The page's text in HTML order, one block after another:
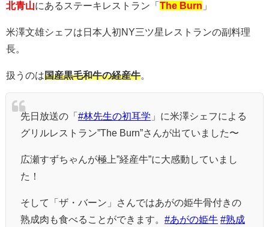
北青山にあるステーキレストラン「 The Burn 」
米澤文雄シェフは日本人初NY三ツ星レストランの副料理
長。
扱うのは国産黒毛和牛の経産牛
先日放送の「 #林先生の初耳学 」に米澤シェフによる
グリルレストラン”The Burn”さんが出ていました〜
広瀬すずちゃんが極上”経産牛”に大感動していまし
た！
そして「ザ・バーン」さんではあがの姫牛骨付きの
熟成肉も食べることができます。 #あがの姫牛 #熟成